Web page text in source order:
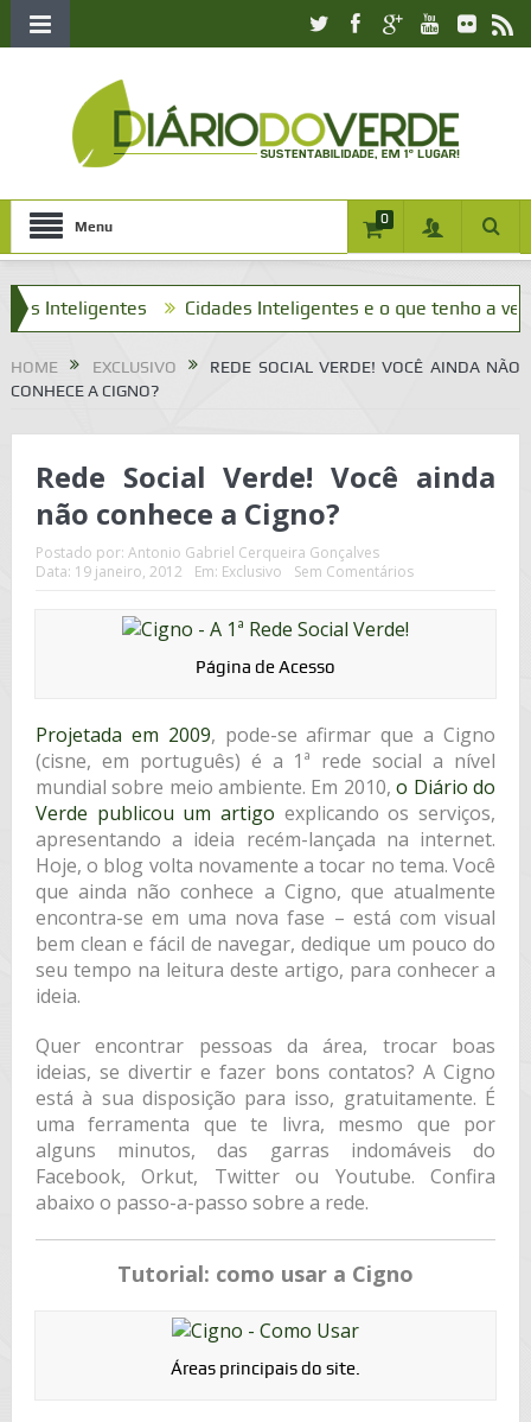
Menu 0
Cidades Inteligentes e o que tenho a ver com
HOME EXCLUSIVO
REDE SOCIAL VERDE! VOCÊ AINDA NÃO
CONHECE A CIGNO?
Rede Social Verde! Você ainda
não conhece a Cigno?
Postado por: Antonio Gabriel Cerqueira Gonçalves
Data: 19 janeiro, 2012 Em: Exclusivo Sem Comentários
Página de Acesso
Projetada em 2009, pode-se afirmar que a Cigno
(cisne, em português) é a 1ª rede social a nível
mundial sobre meio ambiente. Em 2010,o Diário do
Verde publicou um artigo explicando os serviços,
apresentando a ideia recém-lançada na internet.
Hoje, o blog volta novamente a tocar no tema. Você
que ainda não conhece a Cigno, que atualmente
encontra-se em uma nova fase – está com visual
bem clean e fácil de navegar, dedique um pouco do
seu tempo na leitura deste artigo, para conhecer a
ideia.
Quer encontrar pessoas da área, trocar boas
ideias, se divertir e fazer bons contatos? A Cigno
está à sua disposição para isso, gratuitamente. É
uma ferramenta que te livra, mesmo que por
alguns minutos, das garras indomáveis do
Facebook, Orkut, Twitter ou Youtube. Confira
abaixo o passo-a-passo sobre a rede.
Tutorial: como usar a Cigno
Áreas principais do site.